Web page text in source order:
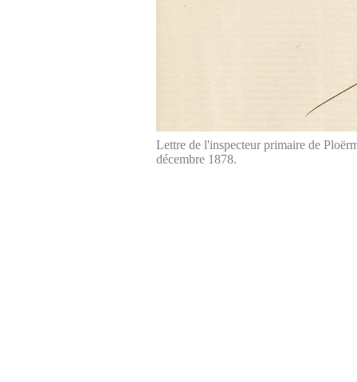
Lettre de l'inspecteur primaire de
décembre 1878.